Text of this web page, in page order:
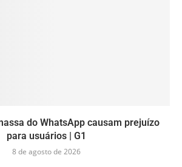
do WhatsApp causam prejuízo
para usuários | G1
8 de agosto de 2026